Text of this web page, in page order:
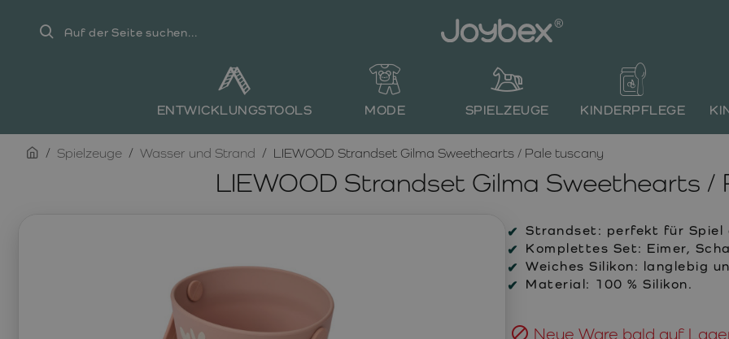
Auf
ENTWICKLUNGSTOOLS MODE SPIELZEUGE KINDERPFLEGE
LIEWOOD Strandset Gilma Sweethearts /
homeSpielzeuge Wasser und Strand LIEWOOD Strandset Gilma Sweethearts / Pale tuscany
Strandset: perfekt für Spiel
Komplettes Set: Eimer,
Weiches Silikon: langlebig
Material: 100 % Silikon.
Neue Ware bald auf